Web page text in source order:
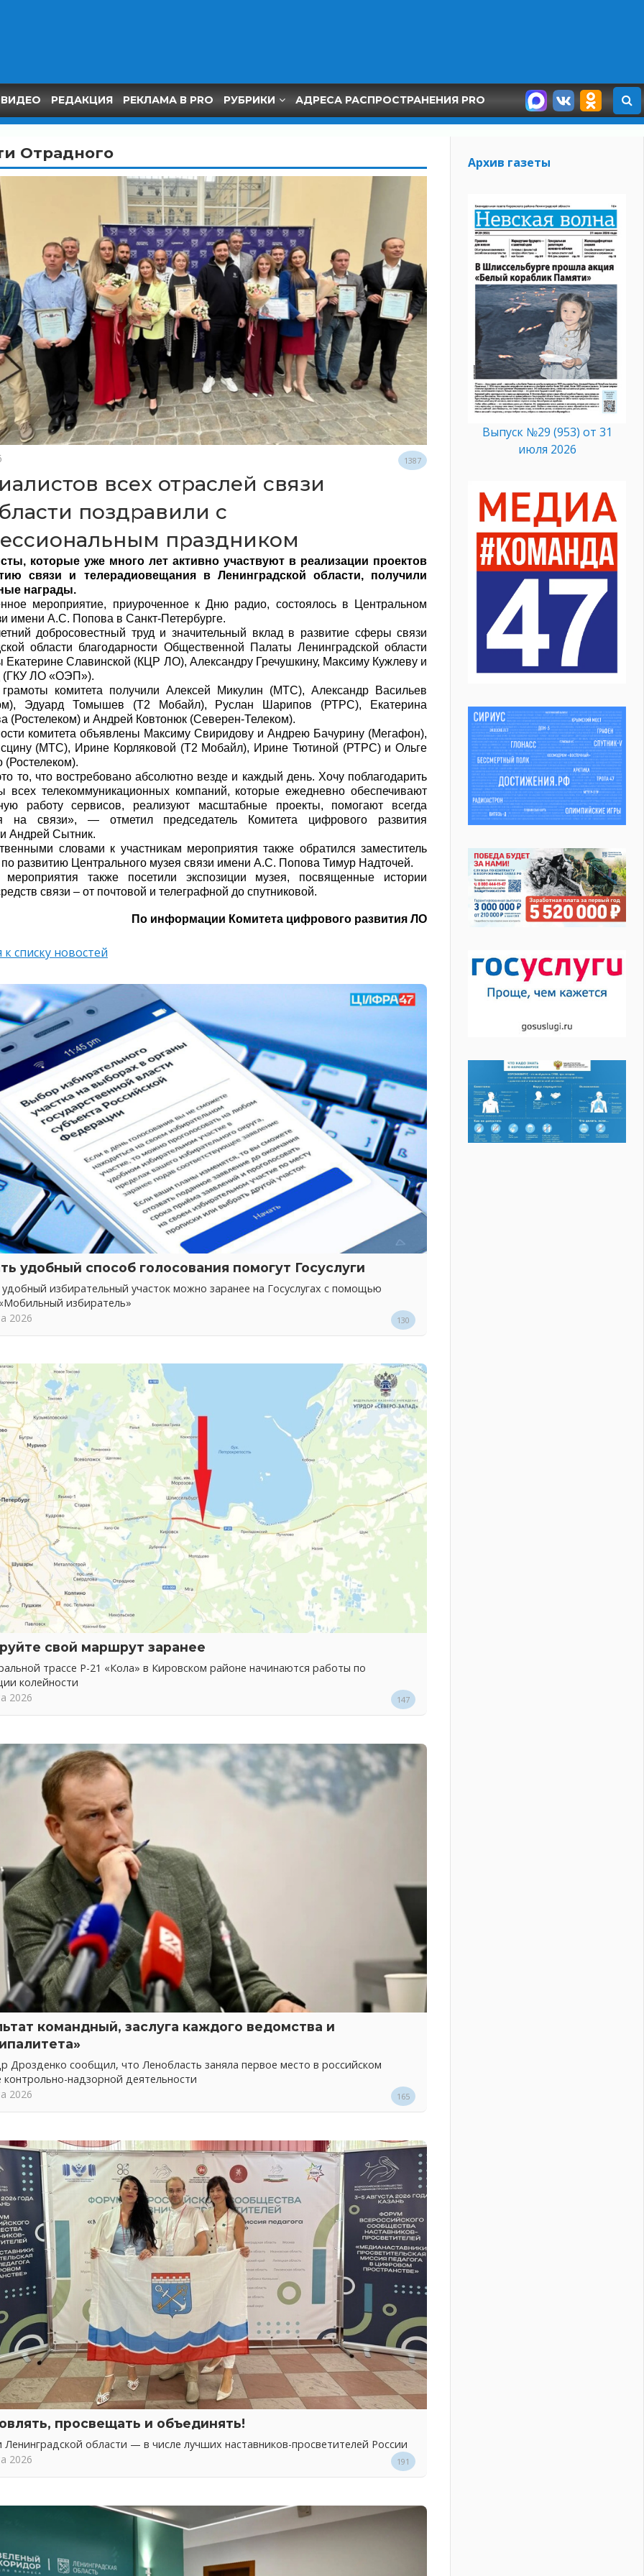
ВИДЕО РЕДАКЦИЯ РЕКЛАМА В PRO РУБРИКИ АДРЕСА РАСПРОСТРАНЕНИЯ PRO
Отрадного
1387
всех отраслей связи
поздравили с
праздником
которые уже много лет активно участвуют в реализации проектов
связи и телерадиовещания в Ленинградской области, получили
награды.
мероприятие, приуроченное к Дню радио, состоялось в Центральном
имени А.С. Попова в Санкт-Петербурге.
добросовестный труд и значительный вклад в развитие сферы связи
области благодарности Общественной Палаты Ленинградской области
Екатерине Славинской (КЦР ЛО), Александру Гречушкину, Максиму Кужлеву и
(ГКУ ЛО «ОЭП»).
грамоты комитета получили Алексей Микулин (МТС), Александр Васильев
Эдуард Томышев (Т2 Мобайл), Руслан Шарипов (РТРС), Екатерина
(Ростелеком) и Андрей Ковтонюк (Северен-Телеком).
комитета объявлены Максиму Свиридову и Андрею Бачурину (Мегафон),
(МТС), Ирине Корляковой (Т2 Мобайл), Ирине Тютиной (РТРС) и Ольге
(Ростелеком).
то, что востребовано абсолютно везде и каждый день. Хочу поблагодарить
всех телекоммуникационных компаний, которые ежедневно обеспечивают
работу сервисов, реализуют масштабные проекты, помогают всегда
на связи», — отметил председатель Комитета цифрового развития
Андрей Сытник.
словами к участникам мероприятия также обратился заместитель
по развитию Центрального музея связи имени А.С. Попова Тимур Надточей.
мероприятия также посетили экспозиции музея, посвященные истории
связи – от почтовой и телеграфной до спутниковой.
По информации Комитета цифрового развития ЛО
к списку новостей
удобный способ голосования помогут Госуслуги
избирательный участок можно заранее на Госуслугах с помощью
избиратель»
2026
130
свой маршрут заранее
трассе Р-21 «Кола» в Кировском районе начинаются работы по
колейности
2026
147
командный, заслуга каждого ведомства и
Дрозденко сообщил, что Ленобласть заняла первое место в российском
контрольно-надзорной деятельности
2026
165
просвещать и объединять!
Ленинградской области — в числе лучших наставников-просветителей России
2026
191
Архив газеты
Выпуск №29 (953) от 31
июля 2026